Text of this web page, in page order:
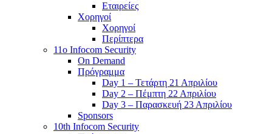
Εταιρείες
Χορηγοί
Χορηγοί
Περίπτερα
11o Infocom Security
On Demand
Πρόγραμμα
Day 1 – Τετάρτη 21 Απριλίου
Day 2 – Πέμπτη 22 Απριλίου
Day 3 – Παρασκευή 23 Απριλίου
Sponsors
10th Infocom Security